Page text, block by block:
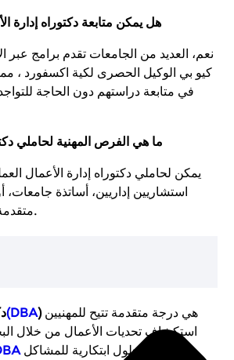
هل يمكن متابعة دكتوراه إدارة
نعم، العديد من الجامعات تقدم برامج عبر
كيو بي الوكيل الحصرى لكية اكسفورد ،
في متابعة دراستهم دون الحاجة
ما هي الفرص المهنية لحاملي
يمكن لحاملي دكتوراه إدارة الأعمال
استشاريين إداريين، أساتذة
متقدمة من الإدارة والقيادة.
(DBA)هي درجة متقدمة تتيح للمهنيين
استكشاف تحديات الأعمال من خلال
على إيجاد حلول ابتكارية للمشاكل